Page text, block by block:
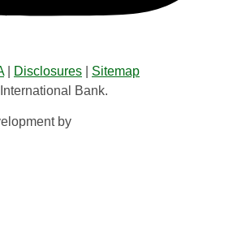
| Disclosures
Sitemap
Bank.
by